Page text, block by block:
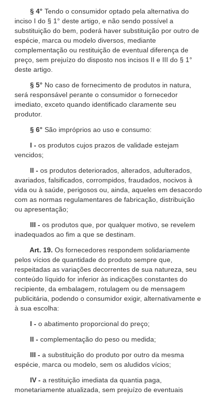
§ 4° Tendo o consumidor optado pela alternativa do
inciso I do § 1° deste artigo, e não sendo possível a
substituição do bem, poderá haver substituição por outro de
espécie, marca ou modelo diversos, mediante
complementação ou restituição de eventual diferença de
preço, sem prejuízo do disposto nos incisos II e III do § 1°
deste artigo.
§ 5° No caso de fornecimento de produtos in natura,
será responsável perante o consumidor o fornecedor
imediato, exceto quando identificado claramente seu
produtor.
§ 6° São impróprios ao uso e consumo:
I - os produtos cujos prazos de validade estejam
vencidos;
II - os produtos deteriorados, alterados, adulterados,
avariados, falsificados, corrompidos, fraudados, nocivos à
vida ou à saúde, perigosos ou, ainda, aqueles em desacordo
com as normas regulamentares de fabricação, distribuição
ou apresentação;
III - os produtos que, por qualquer motivo, se revelem
inadequados ao fim a que se destinam.
Art. 19. Os fornecedores respondem solidariamente
pelos vícios de quantidade do produto sempre que,
respeitadas as variações decorrentes de sua natureza, seu
conteúdo líquido for inferior às indicações constantes do
recipiente, da embalagem, rotulagem ou de mensagem
publicitária, podendo o consumidor exigir, alternativamente e
à sua escolha:
I - o abatimento proporcional do preço;
II - complementação do peso ou medida;
III - a substituição do produto por outro da mesma
espécie, marca ou modelo, sem os aludidos vícios;
IV - a restituição imediata da quantia paga,
monetariamente atualizada, sem prejuízo de eventuais